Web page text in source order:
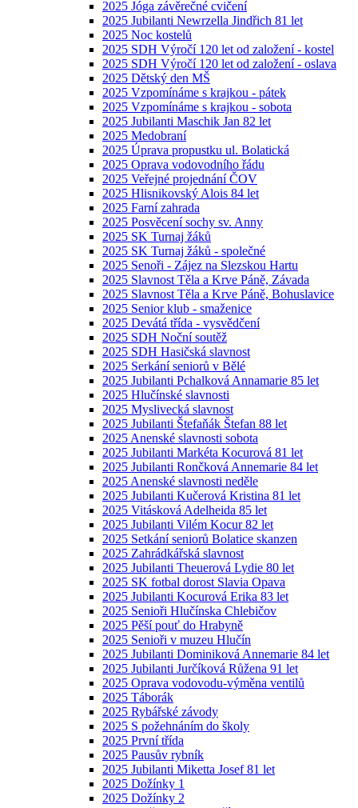
2025 Jóga závěrečné cvičení
2025 Jubilanti Newrzella Jindřich 81 let
2025 Noc kostelů
2025 SDH Výročí 120 let od založení - kostel
2025 SDH Výročí 120 let od založení - oslava
2025 Dětský den MŠ
2025 Vzpomínáme s krajkou - pátek
2025 Vzpomínáme s krajkou - sobota
2025 Jubilanti Maschik Jan 82 let
2025 Medobraní
2025 Úprava propustku ul. Bolatická
2025 Oprava vodovodního řádu
2025 Veřejné projednání ČOV
2025 Hlisnikovský Alois 84 let
2025 Farní zahrada
2025 Posvěcení sochy sv. Anny
2025 SK Turnaj žáků
2025 SK Turnaj žáků - společné
2025 Senoři - Zájez na Slezskou Hartu
2025 Slavnost Těla a Krve Páně, Závada
2025 Slavnost Těla a Krve Páně, Bohuslavice
2025 Senior klub - smaženice
2025 Devátá třída - vysvědčení
2025 SDH Noční soutěž
2025 SDH Hasičská slavnost
2025 Serkání seniorů v Bělé
2025 Jubilanti Pchalková Annamarie 85 let
2025 Hlučínské slavnosti
2025 Myslivecká slavnost
2025 Jubilanti Štefaňák Štefan 88 let
2025 Anenské slavnosti sobota
2025 Jubilanti Markéta Kocurová 81 let
2025 Jubilanti Rončková Annemarie 84 let
2025 Anenské slavnosti neděle
2025 Jubilanti Kučerová Kristina 81 let
2025 Vitásková Adelheida 85 let
2025 Jubilanti Vilém Kocur 82 let
2025 Setkání seniorů Bolatice skanzen
2025 Zahrádkářská slavnost
2025 Jubilanti Theuerová Lydie 80 let
2025 SK fotbal dorost Slavia Opava
2025 Jubilanti Kocurová Erika 83 let
2025 Senioři Hlučínska Chlebičov
2025 Pěší pouť do Hrabyně
2025 Senioři v muzeu Hlučín
2025 Jubilanti Dominiková Annemarie 84 let
2025 Jubilanti Jurčíková Růžena 91 let
2025 Oprava vodovodu-výměna ventilů
2025 Táborák
2025 Rybářské závody
2025 S požehnáním do školy
2025 První třída
2025 Pausův rybník
2025 Jubilanti Miketta Josef 81 let
2025 Dožínky 1
2025 Dožínky 2